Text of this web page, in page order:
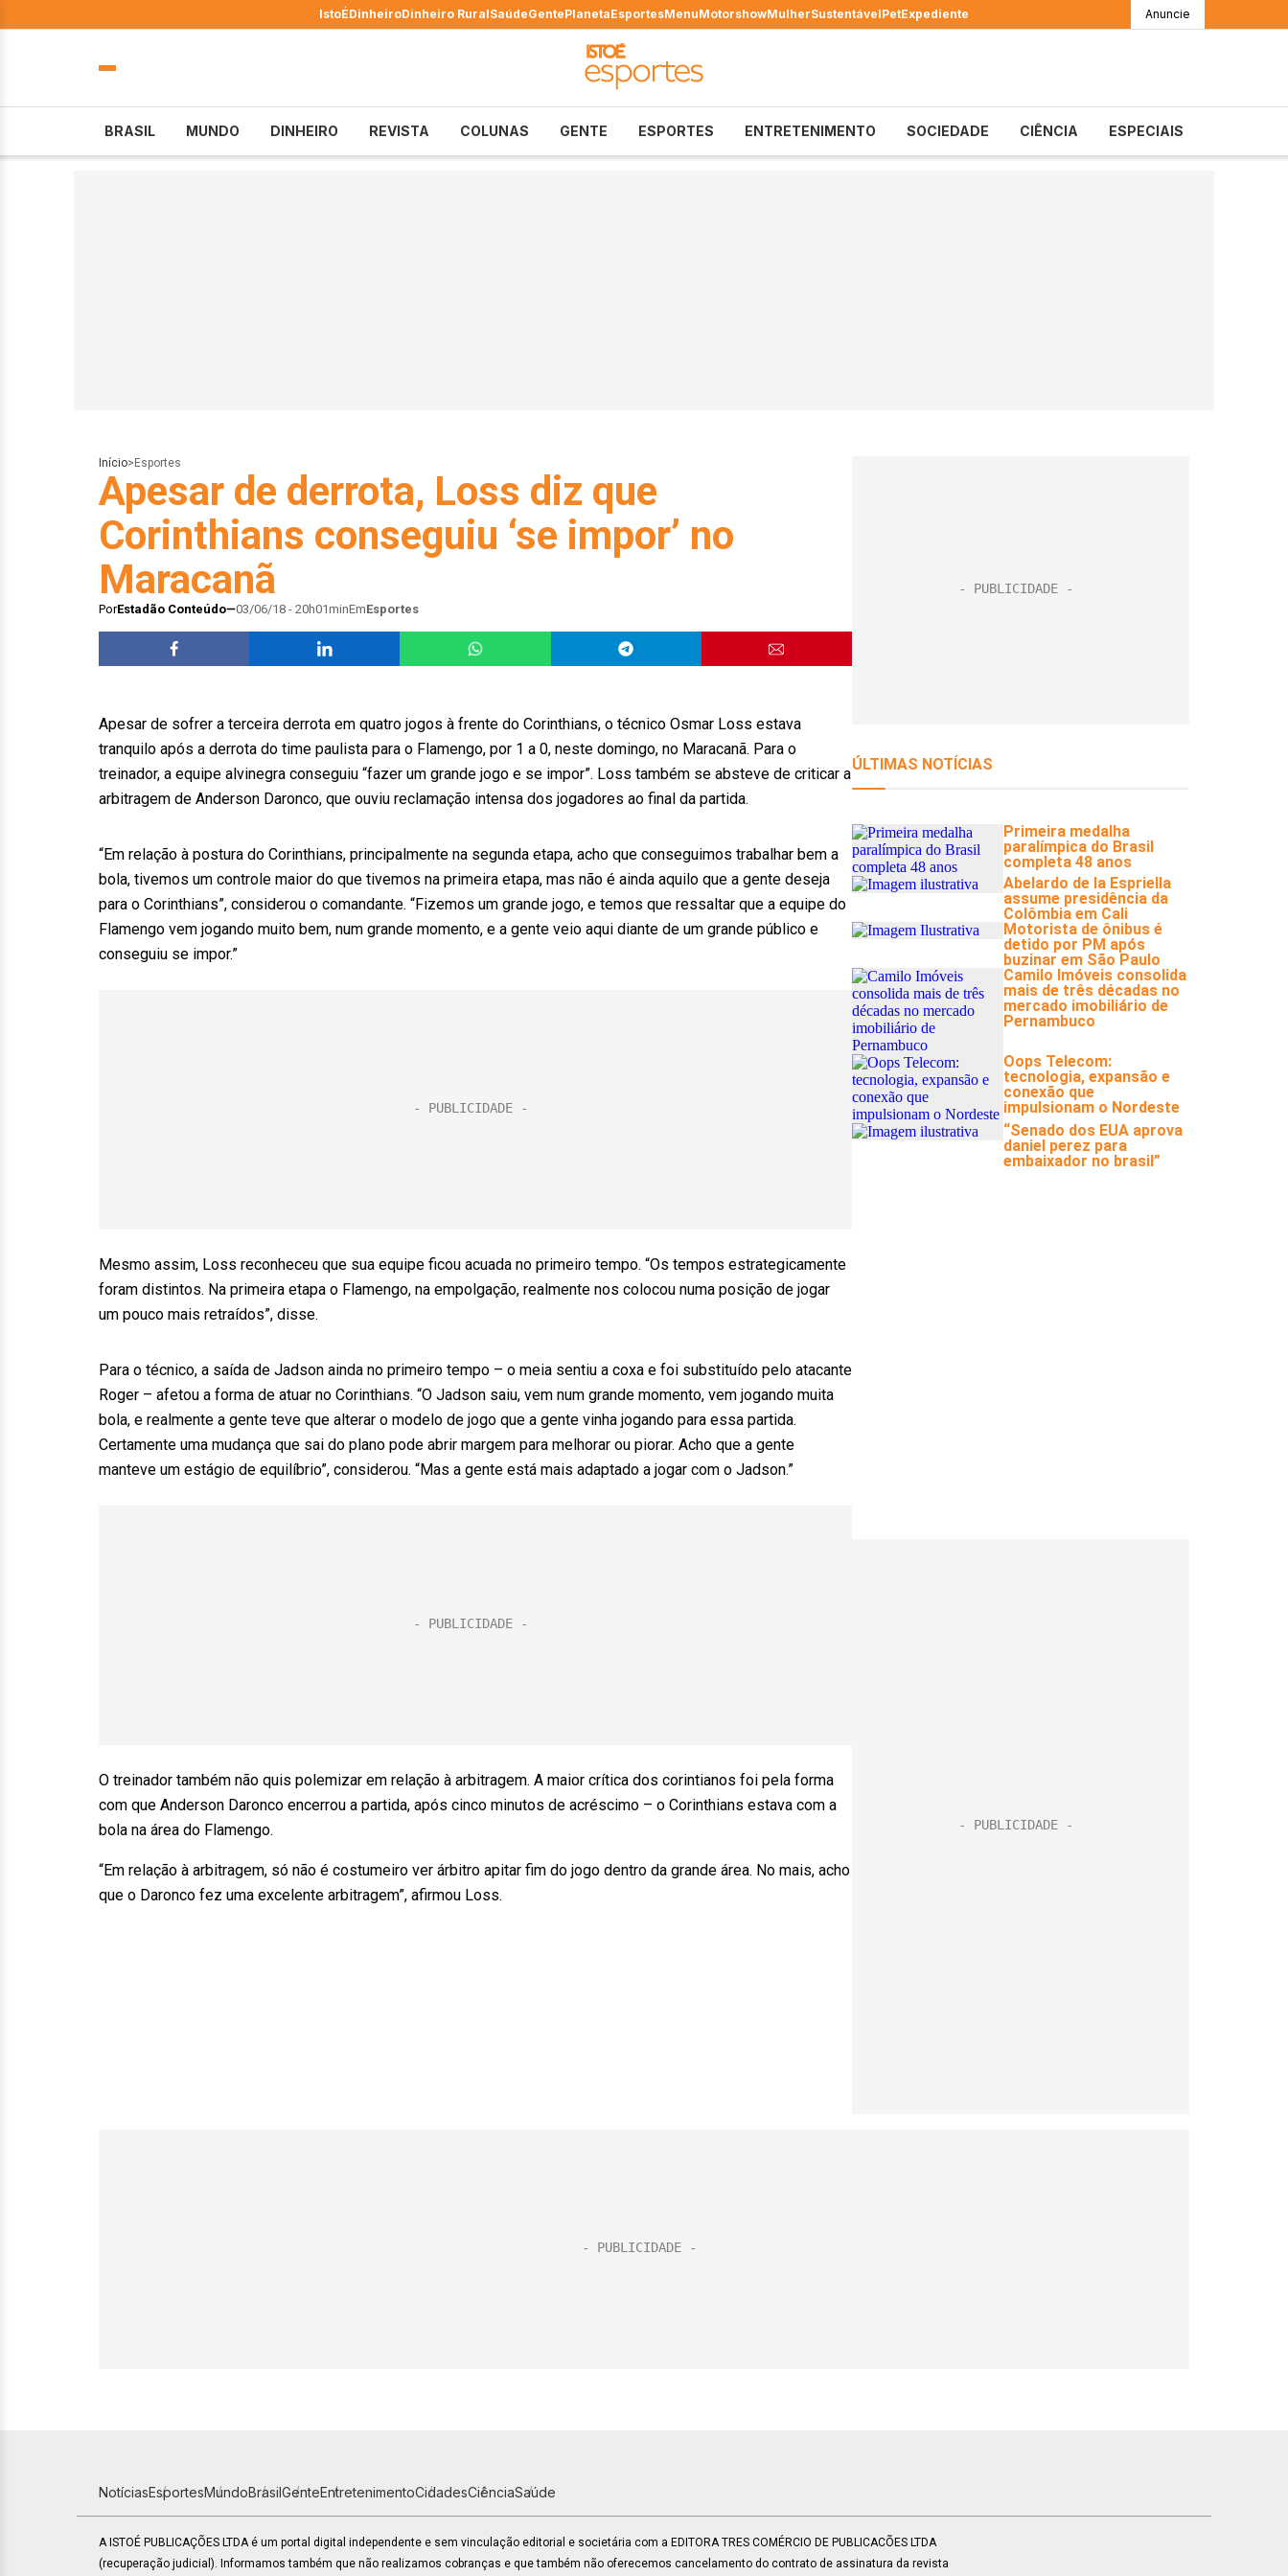
IstoÉDinheiroDinheiro RuralSaúdeGentePlanetaEsportesMenuMotorshowMulherSustentávelPetExpediente Anuncie
BRASIL MUNDO DINHEIRO REVISTA COLUNAS GENTE ESPORTES ENTRETENIMENTO SOCIEDADE CIÊNCIA ESPECIAIS
Início> Esportes
Apesar de derrota, Loss diz que
Corinthians conseguiu ‘se impor’ no
Maracanã
PorEstadão Conteúdo 03/06/18 - 20h01minEmEsportes
Apesar de sofrer a terceira derrota em quatro jogos à frente do Corinthians, o técnico Osmar Loss estava
tranquilo após a derrota do time paulista para o Flamengo, por 1 a 0, neste domingo, no Maracanã. Para o
treinador, a equipe alvinegra conseguiu “fazer um grande jogo e se impor”. Loss também se absteve de criticar a
arbitragem de Anderson Daronco, que ouviu reclamação intensa dos jogadores ao final da partida.
“Em relação à postura do Corinthians, principalmente na segunda etapa, acho que conseguimos trabalhar bem a
bola, tivemos um controle maior do que tivemos na primeira etapa, mas não é ainda aquilo que a gente deseja
para o Corinthians”, considerou o comandante. “Fizemos um grande jogo, e temos que ressaltar que a equipe do
Flamengo vem jogando muito bem, num grande momento, e a gente veio aqui diante de um grande público e
conseguiu se impor.”
Mesmo assim, Loss reconheceu que sua equipe ficou acuada no primeiro tempo. “Os tempos estrategicamente
foram distintos. Na primeira etapa o Flamengo, na empolgação, realmente nos colocou numa posição de jogar
um pouco mais retraídos”, disse.
Para o técnico, a saída de Jadson ainda no primeiro tempo – o meia sentiu a coxa e foi substituído pelo atacante
Roger – afetou a forma de atuar no Corinthians. “O Jadson saiu, vem num grande momento, vem jogando muita
bola, e realmente a gente teve que alterar o modelo de jogo que a gente vinha jogando para essa partida.
Certamente uma mudança que sai do plano pode abrir margem para melhorar ou piorar. Acho que a gente
manteve um estágio de equilíbrio”, considerou. “Mas a gente está mais adaptado a jogar com o Jadson.”
O treinador também não quis polemizar em relação à arbitragem. A maior crítica dos corintianos foi pela forma
com que Anderson Daronco encerrou a partida, após cinco minutos de acréscimo – o Corinthians estava com a
bola na área do Flamengo.
“Em relação à arbitragem, só não é costumeiro ver árbitro apitar fim do jogo dentro da grande área. No mais, acho
que o Daronco fez uma excelente arbitragem”, afirmou Loss.
NotíciasEsportesMundoBrasilGenteEntretenimentoCidadesCiênciaSaúde
A ISTOÉ PUBLICAÇÕES LTDA é um portal digital independente e sem vinculação editorial e societária com a EDITORA TRES COMÉRCIO DE PUBLICACÕES LTDA
(recuperação judicial). Informamos também que não realizamos cobranças e que também não oferecemos cancelamento do contrato de assinatura da revista